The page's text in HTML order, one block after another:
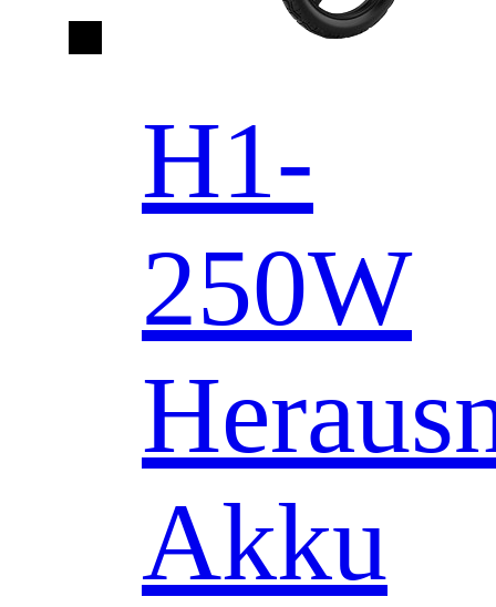
H1-
250W
Akku